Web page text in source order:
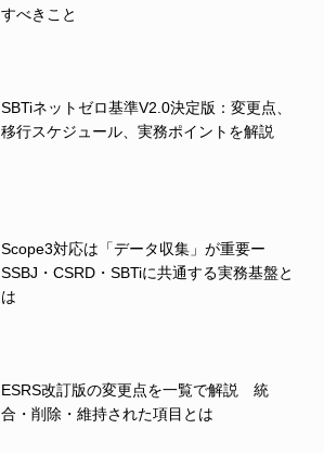
すべきこと
SBTiネットゼロ基準V2.0決定版：変更点、
移行スケジュール、実務ポイントを解説
Scope3対応は「データ収集」が重要ー
SSBJ・CSRD・SBTiに共通する実務基盤と
は
ESRS改訂版の変更点を一覧で解説 統
合・削除・維持された項目とは